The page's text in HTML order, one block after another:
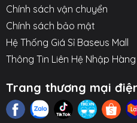
Vật liệu TPE cao cấp:
chống rối và bền bỉ.
Lõi đồng 6 sợi:Giúp
tải điện ổn định và an
Đầu vào là cổng
các loại củ sạc và pin
Chính sách vận chuyển
Chính sách bảo mật
Hệ Thống Giá Sỉ Baseus Mall
Thông Tin Liên Hệ Nhập Hàng
Trang thương mại